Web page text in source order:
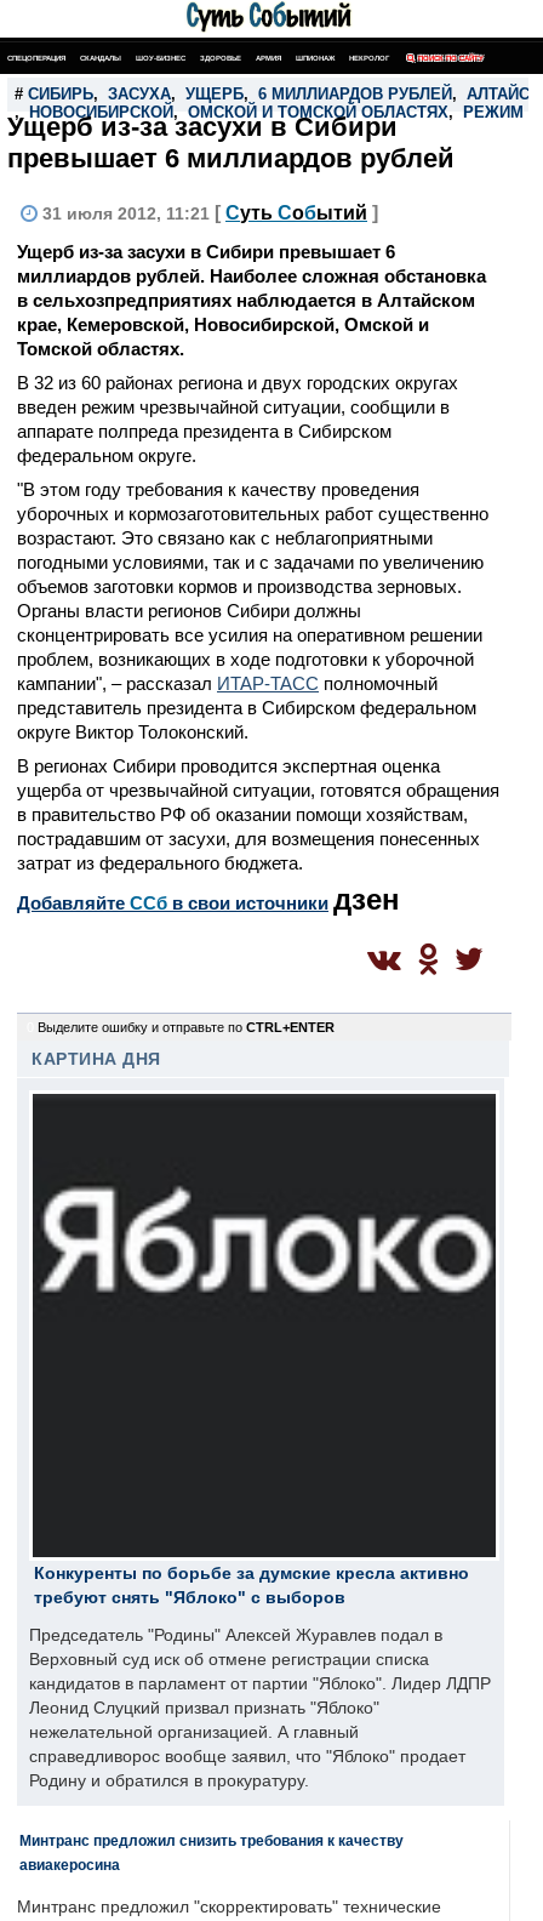
СПЕЦОПЕРАЦИЯ СКАНДАЛЫ ШОУ-БИЗНЕС ЗДОРОВЬЕ АРМИЯ ШПИОНАЖ НЕКРОЛОГ ПОИСК ПО САЙТУ
# СИБИРЬ, ЗАСУХА, УЩЕРБ, 6 МИЛЛИАРДОВ РУБЛЕЙ ,
,
НОВОСИБИРСКОЙ, ОМСКОЙ И ТОМСКОЙ ОБЛАСТЯХ, РЕЖИМ
Ущерб из-за засухи в Сибири
превышает 6 миллиардов рублей
31 июля 2012, 11:21 [ Суть Событий ]
Ущерб из-за засухи в Сибири превышает 6
миллиардов рублей. Наиболее сложная обстановка
в сельхозпредприятиях наблюдается в Алтайском
крае, Кемеровской, Новосибирской, Омской и
Томской областях.
В 32 из 60 районах региона и двух городских округах
введен режим чрезвычайной ситуации, сообщили в
аппарате полпреда президента в Сибирском
федеральном округе.
"В этом году требования к качеству проведения
уборочных и кормозаготовительных работ существенно
возрастают. Это связано как с неблагоприятными
погодными условиями, так и с задачами по увеличению
объемов заготовки кормов и производства зерновых.
Органы власти регионов Сибири должны
сконцентрировать все усилия на оперативном решении
проблем, возникающих в ходе подготовки к уборочной
кампании", – рассказал ИТАР-ТАСС полномочный
представитель президента в Сибирском федеральном
округе Виктор Толоконский.
В регионах Сибири проводится экспертная оценка
ущерба от чрезвычайной ситуации, готовятся обращения
в правительство РФ об оказании помощи хозяйствам,
пострадавшим от засухи, для возмещения понесенных
затрат из федерального бюджета.
Добавляйте CСб в свои источники дзен
Выделите ошибку и отправьте по CTRL+ENTER
КАРТИНА ДНЯ
Конкуренты по борьбе за думские кресла активно
требуют снять "Яблоко" с выборов
Председатель "Родины" Алексей Журавлев подал в
Верховный суд иск об отмене регистрации списка
кандидатов в парламент от партии "Яблоко". Лидер ЛДПР
Леонид Слуцкий призвал признать "Яблоко"
нежелательной организацией. А главный
справедливорос вообще заявил, что "Яблоко" продает
Родину и обратился в прокуратуру.
Минтранс предложил снизить требования к качеству
авиакеросина
Минтранс предложил "скорректировать" технические